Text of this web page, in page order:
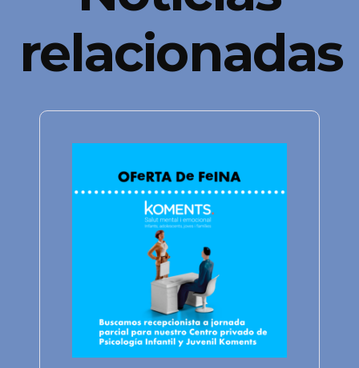
relacionadas